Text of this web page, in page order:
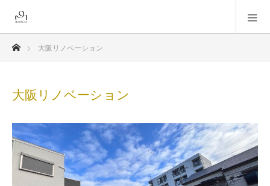
ホーム大阪リノベーション
大阪リノベーション